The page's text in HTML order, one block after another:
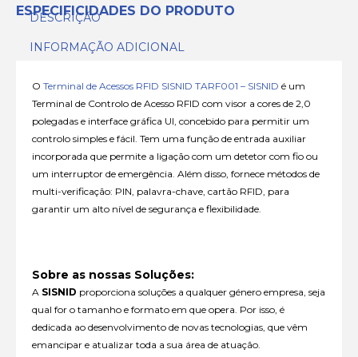
ESPECIFICIDADES DO PRODUTO
DESCRIÇÃO
INFORMAÇÃO ADICIONAL
O Terminal de Acessos RFID SISNID TARF001 – SISNID é um
Terminal de Controlo de Acesso RFID com visor a cores de 2,0
polegadas e interface gráfica UI, concebido para permitir um
controlo simples e fácil. Tem uma função de entrada auxiliar
incorporada que permite a ligação com um detetor com fio ou
um interruptor de emergência. Além disso, fornece métodos de
multi-verificação: PIN, palavra-chave, cartão RFID, para
garantir um alto nível de segurança e flexibilidade.
Sobre as nossas Soluções:
A SISNID proporciona soluções a qualquer género empresa, seja
qual for o tamanho e formato em que opera. Por isso, é
dedicada ao desenvolvimento de novas tecnologias, que vêm
emancipar e atualizar toda a sua área de atuação.